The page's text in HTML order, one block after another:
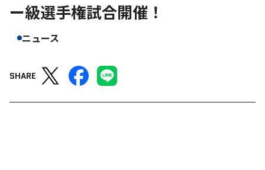
ー級選手権試合開催！
ニュース
SHARE